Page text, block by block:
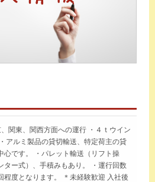
関東、関西方面への運行 ・４ｔウイン
アルミ製品の貸切輸送、特定荷主の貸
心です。 ・パレット輸送（リフト操
ター式）、手積みもあり。 ・運行回数
程度となります。 ＊未経験歓迎 入社後